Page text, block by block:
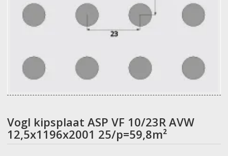
Vogl kipsplaat ASP VF 10/23R AVW
12,5x1196x2001 25/p=59,8m²